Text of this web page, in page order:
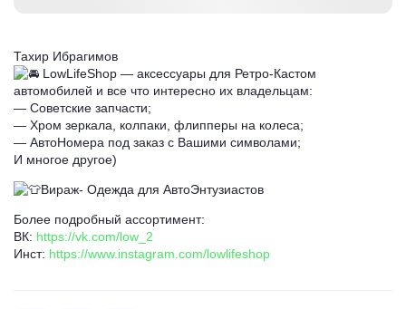
Тахир Ибрагимов
LowLifeShop — аксессуары для Ретро-Кастом
автомобилей и все что интересно их владельцам:
— Советские запчасти;
— ⁠Хром зеркала, колпаки, флипперы на колеса;
— ⁠АвтоНомера под заказ с Вашими символами;
И многое другое)
Вираж- Одежда для АвтоЭнтузиастов
Более подробный ассортимент:
ВК: https://vk.com/low_2
Инст: https://www.instagram.com/lowlifeshop